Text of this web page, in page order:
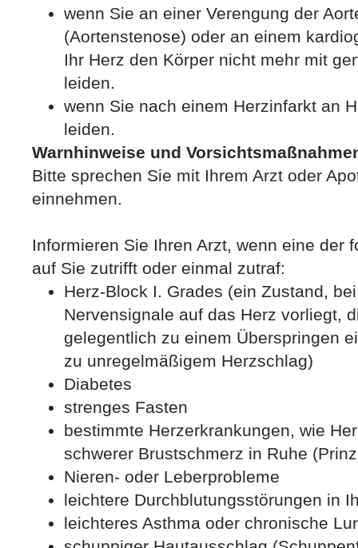
wenn Sie an einer Verengung der
(Aortenstenose) oder an einem
Ihr Herz den Körper nicht mehr mit
leiden.
wenn Sie nach einem Herzinfarkt an
leiden.
Warnhinweise und
Bitte sprechen Sie mit Ihrem Arzt oder
einnehmen.
Informieren Sie Ihren Arzt, wenn eine der
auf Sie zutrifft oder einmal zutraf:
Herz-Block I. Grades (ein Zustand,
Nervensignale auf das Herz vorliegt,
gelegentlich zu einem Überspringen
zu unregelmäßigem Herzschlag)
Diabetes
strenges Fasten
bestimmte Herzerkrankungen, wie
schwerer Brustschmerz in Ruhe
Nieren- oder Leberprobleme
leichtere Durchblutungsstörungen in
leichteres Asthma oder chronische